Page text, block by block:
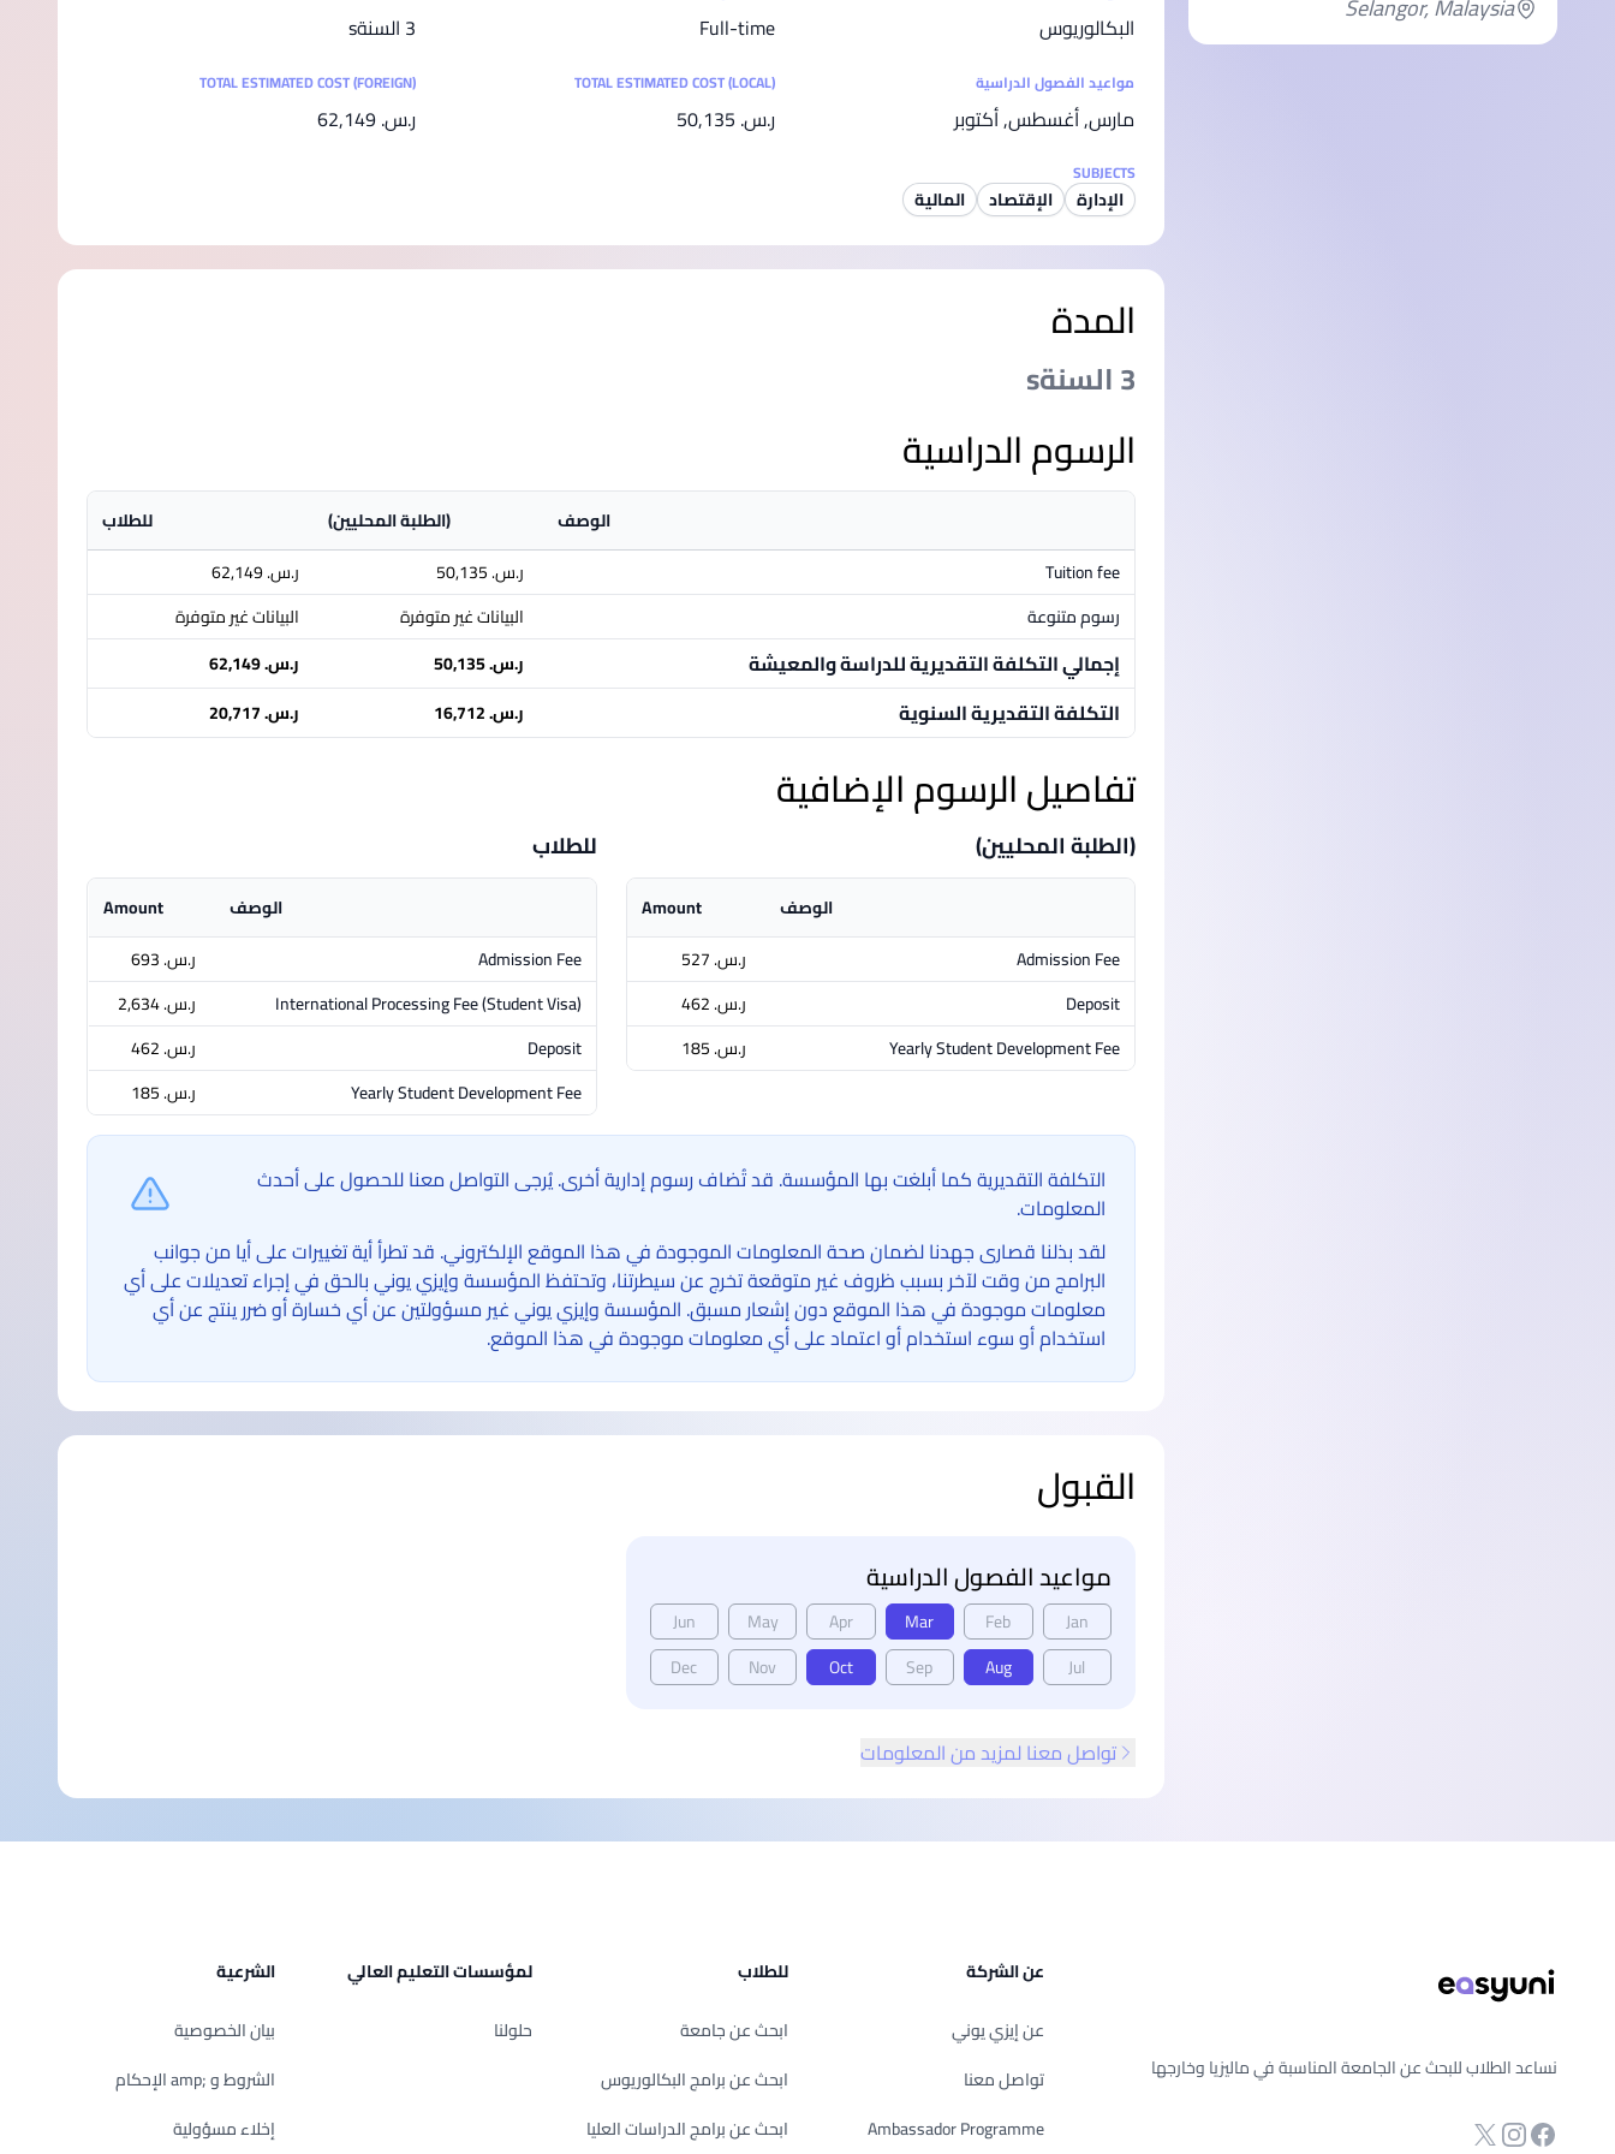
SEGi University Kota Damansara
Management and Science University (MSU)
البكالوريوس Full-time 3 السنةs
مواعيد الفصول الدراسية
مارس, أغسطس, أكتوبر
TOTAL ESTIMATED COST (LOCAL)
ر.س.‏ 50,135
TOTAL ESTIMATED COST (FOREIGN)
ر.س.‏ 62,149
SUBJECTS
الإدارة الإقتصاد المالية
المدة
3 السنةs
الرسوم الدراسية
الوصف (الطلبة المحليين)
للطلاب
Tuition fee
ر.س.‏ 50,135
ر.س.‏ 62,149
رسوم متنوعة
البيانات غير متوفرة البيانات غير متوفرة
إجمالي التكلفة التقديرية للدراسة والمعيشة ر.س.‏ 50,135 ر.س.‏ 62,149
التكلفة التقديرية السنوية ر.س.‏ 16,712 ر.س.‏ 20,717
تفاصيل الرسوم الإضافية
(الطلبة المحليين)
الوصف
Amount
Admission Fee
ر.س.‏ 527
Deposit
ر.س.‏ 462
Yearly Student Development Fee
ر.س.‏ 185
للطلاب
الوصف
Amount
Admission Fee
ر.س.‏ 693
International Processing Fee (Student Visa)
ر.س.‏ 2,634
Deposit
ر.س.‏ 462
Yearly Student Development Fee
ر.س.‏ 185
التكلفة التقديرية كما أبلغت بها المؤسسة. قد تُضاف رسوم إدارية أخرى. يُرجى التواصل معنا للحصول على أحدث
المعلومات.
لقد بذلنا قصارى جهدنا لضمان صحة المعلومات الموجودة في هذا الموقع الإلكتروني. قد تطرأ أية تغييرات على أيا من جوانب
البرامج من وقت لآخر بسبب ظروف غير متوقعة تخرج عن سيطرتنا، وتحتفظ المؤسسة وإيزي يوني بالحق في إجراء تعديلات على أي
معلومات موجودة في هذا الموقع دون إشعار مسبق. المؤسسة وإيزي يوني غير مسؤولتين عن أي خسارة أو ضرر ينتج عن أي
استخدام أو سوء استخدام أو اعتماد على أي معلومات موجودة في هذا الموقع.
القبول
مواعيد الفصول الدراسية
Jan
Feb
Mar
Apr
May
Jun
Jul
Aug
Sep
Oct
Nov
Dec
تواصل معنا لمزيد من المعلومات
نساعد الطلاب للبحث عن الجامعة المناسبة في ماليزيا وخارجها
صفحة الفيسبوك
انستجرام
Twitter
عن الشركة
عن إيزي يوني
تواصل معنا
Ambassador Programme
للطلاب
ابحث عن جامعة
ابحث عن برامج البكالوريوس
ابحث عن برامج الدراسات العليا
لمؤسسات التعليم العالي
حلولنا
الشرعية
بيان الخصوصية
الشروط و ;amp الإحكام
إخلاء مسؤولية